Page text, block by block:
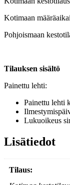
Kotimaan
Pohjoismaan
Tilauksen sisältö
Painettu lehti:
Painettu lehti
Lukuoikeus
Lisätiedot
Tilaus: